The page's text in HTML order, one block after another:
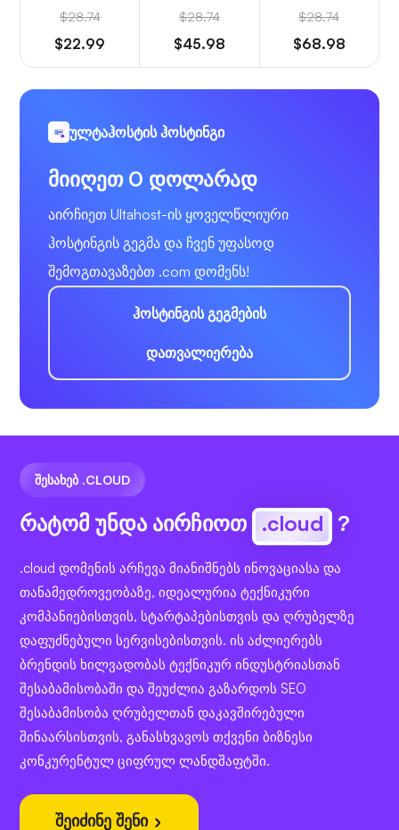
$28.74
$22.99
$28.74
$45.98
$28.74
$68.98
ულტაჰოსტის ჰოსტინგი
მიიღეთ 0 დოლარად
აირჩიეთ Ultahost-ის ყოველწლიური
ჰოსტინგის გეგმა და ჩვენ უფასოდ
შემოგთავაზებთ .com დომენს!
ჰოსტინგის გეგმების
დათვალიერება
ᲨᲔᲡᲐᲮᲔᲑ .CLOUD
რატომ უნდა აირჩიოთ .cloud ?
.cloud დომენის არჩევა მიანიშნებს ინოვაციასა და
თანამედროვეობაზე, იდეალურია ტექნიკური
კომპანიებისთვის, სტარტაპებისთვის და ღრუბელზე
დაფუძნებული სერვისებისთვის. ის აძლიერებს
ბრენდის ხილვადობას ტექნიკურ ინდუსტრიასთან
შესაბამისობაში და შეუძლია გაზარდოს SEO
შესაბამისობა ღრუბელთან დაკავშირებული
შინაარსისთვის, განასხვავოს თქვენი ბიზნესი
კონკურენტულ ციფრულ ლანდშაფტში.
შეიძინე შენი